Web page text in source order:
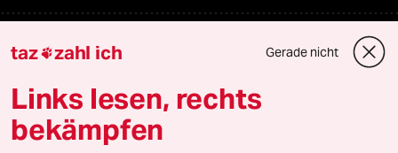
Mehr taz Lesestoff
taz Blogs
taz FUTURZWEI
taz zahl ich Gerade nicht
Links lesen, rechts
bekämpfen